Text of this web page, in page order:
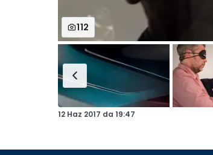
112
12 Haz 2017 da 19:47